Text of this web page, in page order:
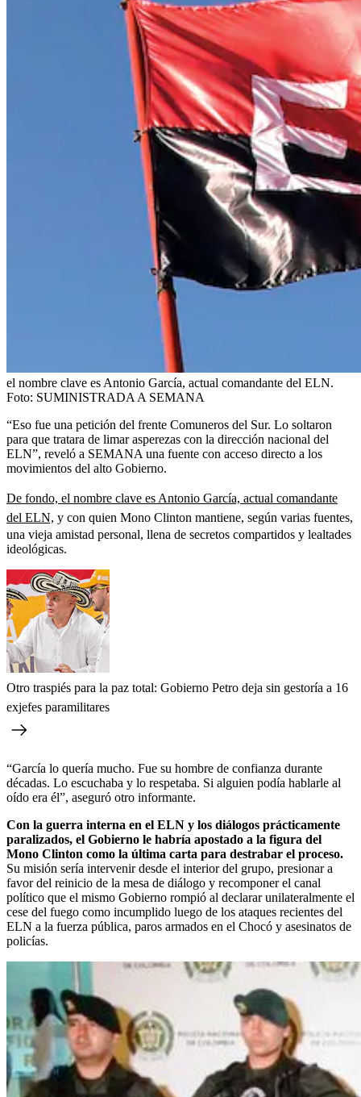
el nombre clave es Antonio García, actual comandante del ELN.
Foto: SUMINISTRADA A SEMANA
“Eso fue una petición del frente Comuneros del Sur. Lo soltaron
para que tratara de limar asperezas con la dirección nacional del
ELN”, reveló a SEMANA una fuente con acceso directo a los
movimientos del alto Gobierno.
De fondo, el nombre clave es Antonio García, actual comandante
del ELN, y con quien Mono Clinton mantiene, según varias fuentes,
una vieja amistad personal, llena de secretos compartidos y lealtades
ideológicas.
Otro traspiés para la paz total: Gobierno Petro deja sin gestoría a 16
exjefes paramilitares
“García lo quería mucho. Fue su hombre de confianza durante
décadas. Lo escuchaba y lo respetaba. Si alguien podía hablarle al
oído era él”, aseguró otro informante.
Con la guerra interna en el ELN y los diálogos prácticamente
paralizados, el Gobierno le habría apostado a la figura del
Mono Clinton como la última carta para destrabar el proceso.
Su misión sería intervenir desde el interior del grupo, presionar a
favor del reinicio de la mesa de diálogo y recomponer el canal
político que el mismo Gobierno rompió al declarar unilateralmente el
cese del fuego como incumplido luego de los ataques recientes del
ELN a la fuerza pública, paros armados en el Chocó y asesinatos de
policías.